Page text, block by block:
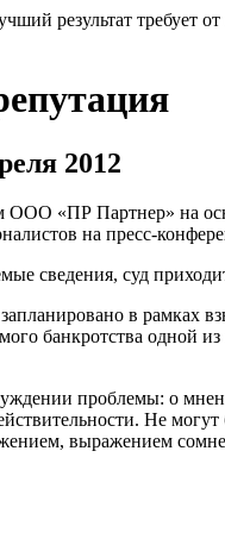
результат требует
2012
ООО «ПР Партнер» на
на пресс-
сведения, суд
запланировано в
банкротства
проблемы: о
Не
выражением